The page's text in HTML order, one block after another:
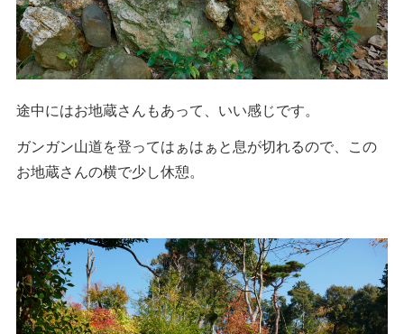
途中にはお地蔵さんもあって、いい感じです。
ガンガン山道を登ってはぁはぁと息が切れるので、この
お地蔵さんの横で少し休憩。